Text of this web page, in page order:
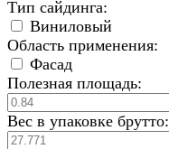
Тип сайдинга:
Виниловый
Область применения:
Фасад
Полезная площадь:
Вес в упаковке брутто: